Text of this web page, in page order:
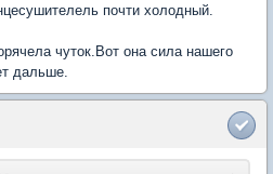
почти холодный.
чуток.Вот она сила нашего
дальше.